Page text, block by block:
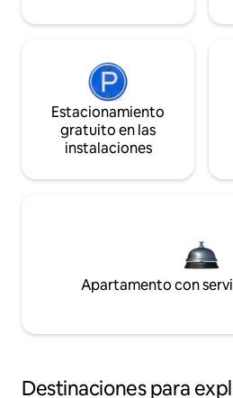
Estacionamiento
gratuito en las
instalaciones
Apartamento con
Destinaciones para